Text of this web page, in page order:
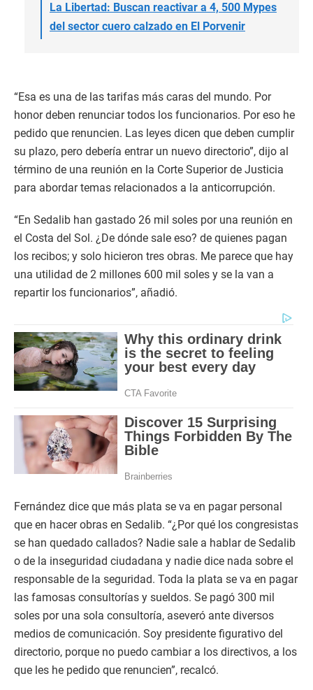
La Libertad: Buscan reactivar a 4, 500 Mypes
del sector cuero calzado en El Porvenir
“Esa es una de las tarifas más caras del mundo. Por
honor deben renunciar todos los funcionarios. Por eso he
pedido que renuncien. Las leyes dicen que deben cumplir
su plazo, pero debería entrar un nuevo directorio”, dijo al
término de una reunión en la Corte Superior de Justicia
para abordar temas relacionados a la anticorrupción.
“En Sedalib han gastado 26 mil soles por una reunión en
el Costa del Sol. ¿De dónde sale eso? de quienes pagan
los recibos; y solo hicieron tres obras. Me parece que hay
una utilidad de 2 millones 600 mil soles y se la van a
repartir los funcionarios”, añadió.
Fernández dice que más plata se va en pagar personal
que en hacer obras en Sedalib. “¿Por qué los congresistas
se han quedado callados? Nadie sale a hablar de Sedalib
o de la inseguridad ciudadana y nadie dice nada sobre el
responsable de la seguridad. Toda la plata se va en pagar
las famosas consultorías y sueldos. Se pagó 300 mil
soles por una sola consultoría, aseveró ante diversos
medios de comunicación. Soy presidente figurativo del
directorio, porque no puedo cambiar a los directivos, a los
que les he pedido que renuncien”, recalcó.